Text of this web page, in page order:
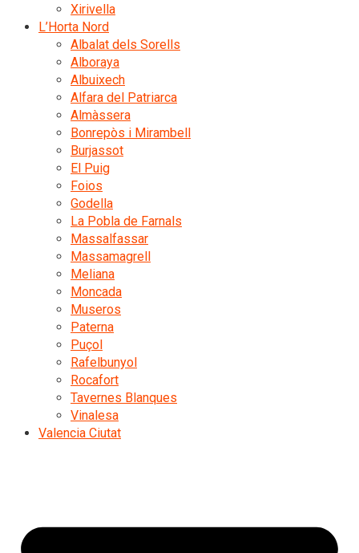
Xirivella
L’Horta Nord
Albalat dels Sorells
Alboraya
Albuixech
Alfara del Patriarca
Almàssera
Bonrepòs i Mirambell
Burjassot
El Puig
Foios
Godella
La Pobla de Farnals
Massalfassar
Massamagrell
Meliana
Moncada
Museros
Paterna
Puçol
Rafelbunyol
Rocafort
Tavernes Blanques
Vinalesa
Valencia Ciutat